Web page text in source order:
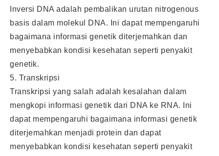
Inversi DNA adalah pembalikan urutan nitrogenous
basis dalam molekul DNA. Ini dapat mempengaruhi
bagaimana informasi genetik diterjemahkan dan
menyebabkan kondisi kesehatan seperti penyakit
genetik.
5. Transkripsi
Transkripsi yang salah adalah kesalahan dalam
mengkopi informasi genetik dari DNA ke RNA. Ini
dapat mempengaruhi bagaimana informasi genetik
diterjemahkan menjadi protein dan dapat
menyebabkan kondisi kesehatan seperti penyakit